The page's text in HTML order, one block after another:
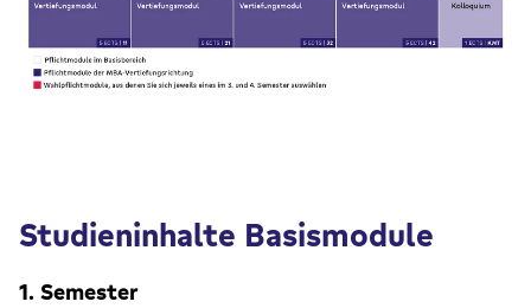
Studieninhalte Basismodule
1. Semester